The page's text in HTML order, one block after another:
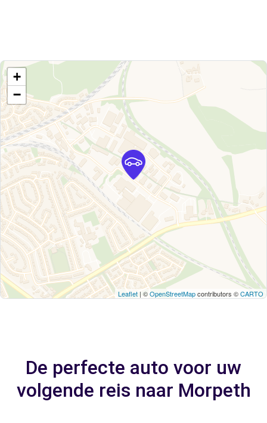
+
−
Leaflet | ©OpenStreetMapcontributors ©CARTO
De perfecte auto voor uw
volgende reis naar Morpeth